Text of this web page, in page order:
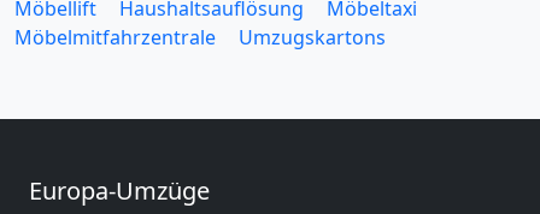
Möbellift
Haushaltsauflösung
Möbeltaxi
Möbelmitfahrzentrale
Umzugskartons
Europa-Umzüge